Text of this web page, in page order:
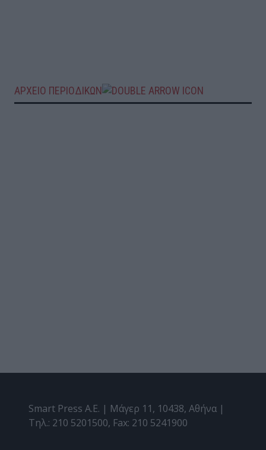
ΑΡΧΕΙΟ ΠΕΡΙΟΔΙΚΩΝ
Smart Press A.E. | Μάγερ 11, 10438, Αθήνα |
Τηλ.: 210 5201500, Fax: 210 5241900